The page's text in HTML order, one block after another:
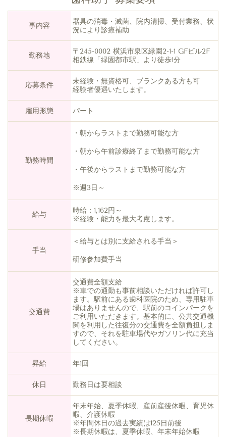
事内容
器具の消毒・滅菌、院内清掃、受付業務、状
況により診療補助
勤務地
〒245-0002 横浜市泉区緑園2-1-1 GFビル2F
相鉄線「緑園都市駅」より徒歩1分
応募条件
未経験・無資格可、ブランクある方も可
経験者優遇いたします。
雇用形態 パート
勤務時間
・朝からラストまで勤務可能な方
・朝から午前診療終了まで勤務可能な方
・午後からラストまで勤務可能な方
※週3日～
給与
時給：1,162円～
※経験・能力を最大考慮します。
手当
＜給与とは別に支給される手当＞
研修参加費手当
交通費
交通費全額支給
※車での通勤も事前相談いただければ許可し
ます。駅前にある歯科医院のため、専用駐車
場はありませんので、駅前のコインパークを
ご利用いただきます。基本的に、公共交通機
関を利用した往復分の交通費を全額負担しま
すので、それを駐車場代やガソリン代に充当
してください。
昇給 年1回
休日 勤務日は要相談
長期休暇
年末年始、夏季休暇、産前産後休暇、育児休
暇、介護休暇
※年間休日の過去実績は125日前後
※長期休暇は、夏季休暇、年末年始休暇